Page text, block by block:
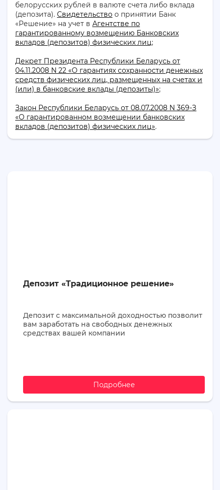
белорусских рублей в валюте счета либо вклада
(депозита). Свидетельство о принятии Банк
«Решение» на учет в Агентстве по
гарантированному возмещению Банковских
вкладов (депозитов) физических лиц;
Декрет Президента Республики Беларусь от
04.11.2008 N 22 «О гарантиях сохранности денежных
средств физических лиц, размещенных на счетах и
(или) в банковские вклады (депозиты)»;
Закон Республики Беларусь от 08.07.2008 N 369-З
«О гарантированном возмещении банковских
вкладов (депозитов) физических лиц».
Депозит «Традиционное решение»
Депозит с максимальной доходностью позволит
вам заработать на свободных денежных
средствах вашей компании
Подробнее